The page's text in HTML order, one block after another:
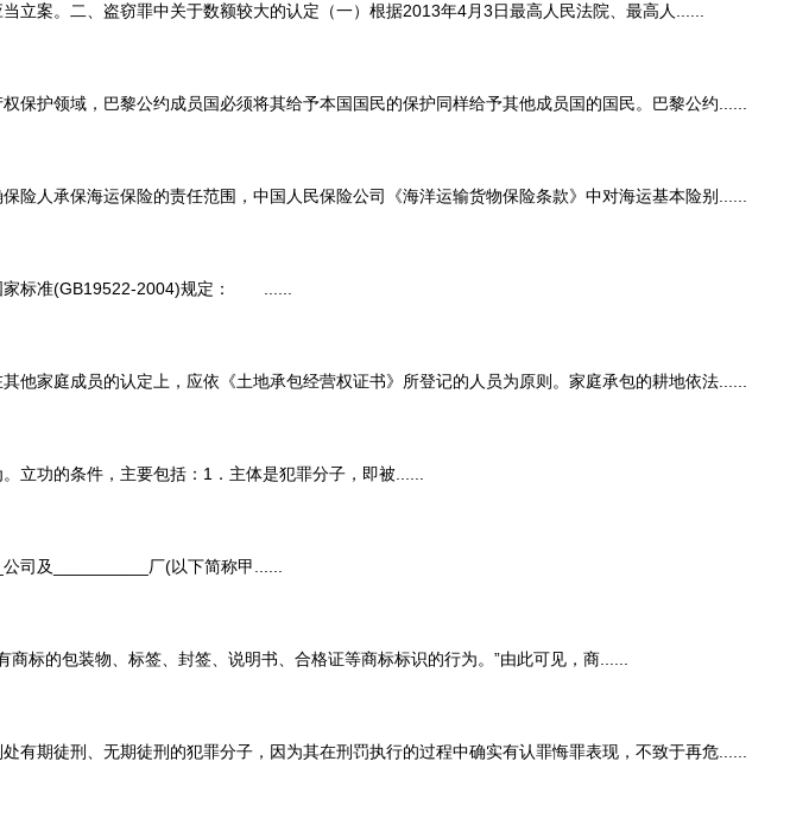
案。二、盗窃罪中关于数额较大的认定（一）根据2013年4月3日最高人民法院、最高人......
护领域，巴黎公约成员国必须将其给予本国国民的保护同样给予其他成员国的国民。巴黎公约......
人承保海运保险的责任范围，中国人民保险公司《海洋运输货物保险条款》中对海运基本险别......
家标准(GB19522-2004)规定： ......
家庭成员的认定上，应依《土地承包经营权证书》所登记的人员为原则。家庭承包的耕地依法......
立功的条件，主要包括：1．主体是犯罪分子，即被......
司及__________厂(以下简称甲......
标的包装物、标签、封签、说明书、合格证等商标标识的行为。”由此可见，商......
期徒刑、无期徒刑的犯罪分子，因为其在刑罚执行的过程中确实有认罪悔罪表现，不致于再危......